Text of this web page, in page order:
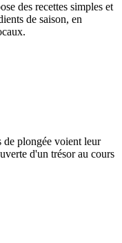
des recettes simples et
de saison, en
de plongée voient leur
d'un trésor au cours